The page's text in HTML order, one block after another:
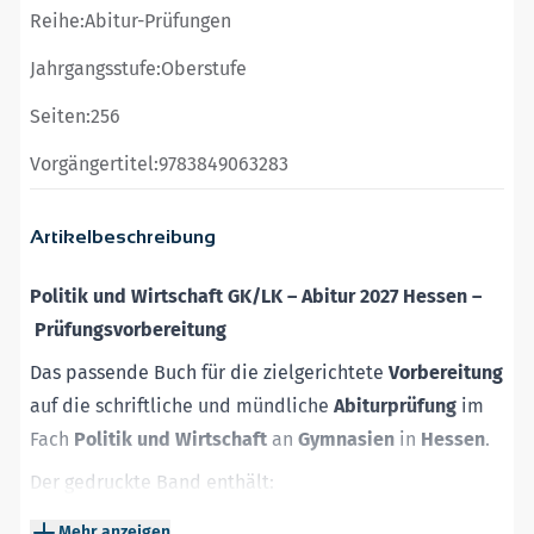
Artikelbeschreibung
Politik und Wirtschaft GK/LK – Abitur 2027 Hessen –
Prüfungsvorbereitung
Das passende Buch für die zielgerichtete Vorbereitung
auf die schriftliche und mündliche Abiturprüfung im
Fach Politik und Wirtschaft an Gymnasien in Hessen.
Der gedruckte Band enthält:
Original-Abituraufgaben
Reihe:Abitur-Prüfungen
Jahrgangsstufe:Oberstufe
Seiten:256
Vorgängertitel:9783849063283